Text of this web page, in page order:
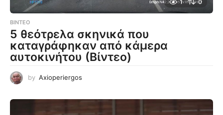
1 0
ΒΊΝΤΕΟ
5 θεότρελα σκηνικά που
καταγράφηκαν από κάμερα
αυτοκινήτου (Βίντεο)
by Axioperiergos